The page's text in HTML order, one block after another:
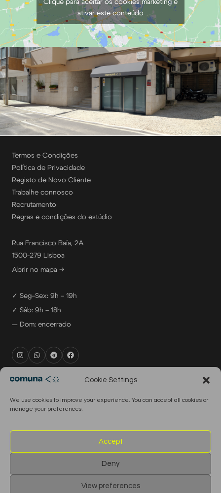
Cookie Settings
We use cookies to improve your experience. You can accept all cookies or
manage your preferences.
Accept
Deny
View preferences
Clique para aceitar os cookies marketing e
ativar este conteúdo
Termos e Condições
Política de Privacidade
Registo de Novo Cliente
Trabalhe connosco
Recrutamento
Regras e condições do estúdio
Rua Francisco Baía, 2A
1500-279 Lisboa
Abrir no mapa →
✓ Seg–Sex: 9h – 19h
✓ Sáb: 9h – 18h
— Dom: encerrado
rental@comuna.pt
production@comuna.pt